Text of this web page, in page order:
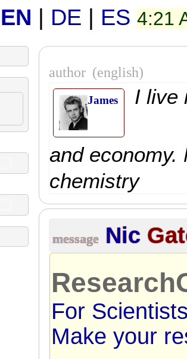
EN | DE | ES 4:21
author (english)
James I live
and economy.
chemistry
message Nic
For
Make your